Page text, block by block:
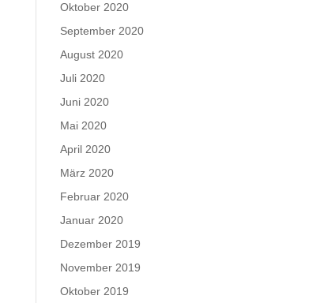
Oktober 2020
September 2020
August 2020
Juli 2020
Juni 2020
Mai 2020
April 2020
März 2020
Februar 2020
Januar 2020
Dezember 2019
November 2019
Oktober 2019